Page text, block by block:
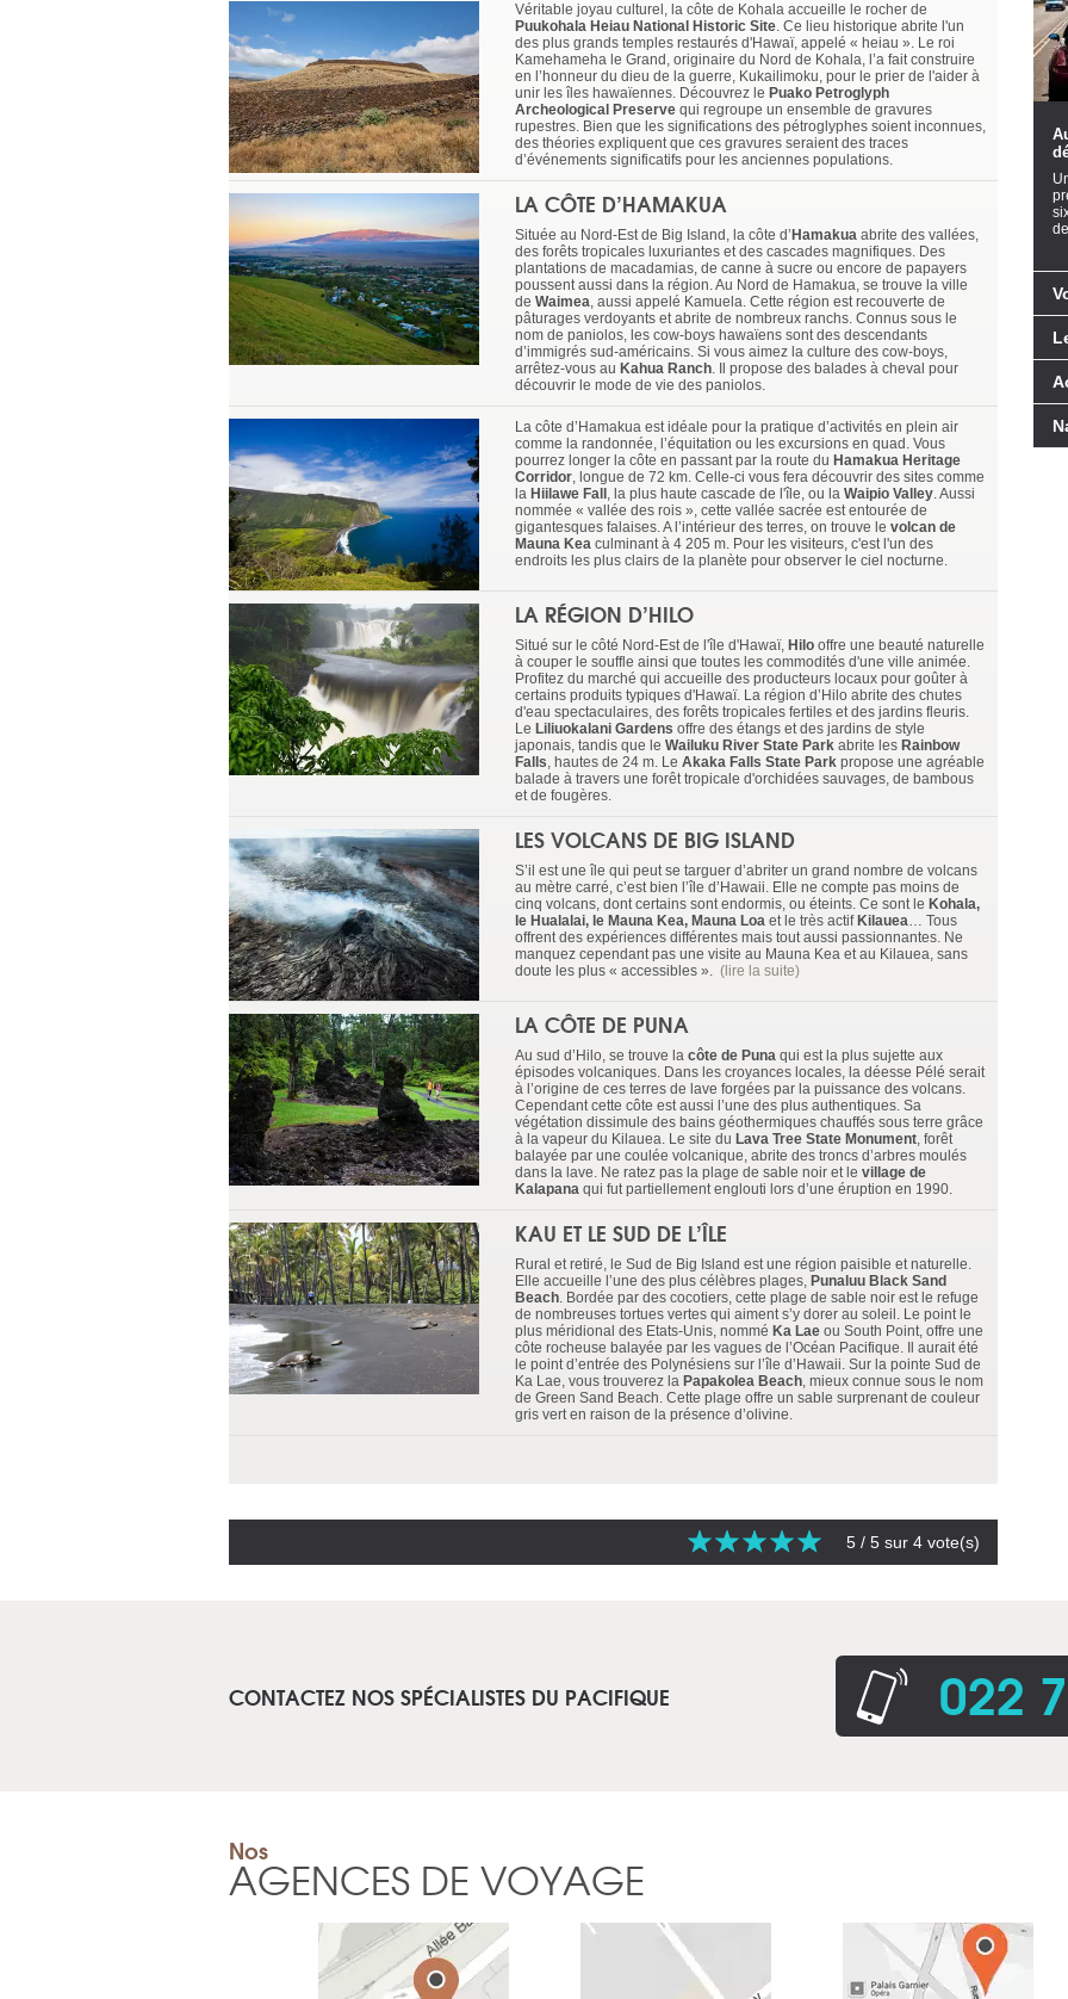
Véritable joyau culturel, la côte de Kohala accueille le rocher de
Puukohala Heiau National Historic Site. Ce lieu historique abrite l'un
des plus grands temples restaurés d'Hawaï, appelé « heiau ». Le roi
Kamehameha le Grand, originaire du Nord de Kohala, l’a fait construire
en l’honneur du dieu de la guerre, Kukailimoku, pour le prier de l'aider à
unir les îles hawaïennes. Découvrez le Puako Petroglyph
Archeological Preserve qui regroupe un ensemble de gravures
rupestres. Bien que les significations des pétroglyphes soient inconnues,
des théories expliquent que ces gravures seraient des traces
d’événements significatifs pour les anciennes populations.
LA CÔTE D’HAMAKUA
Située au Nord-Est de Big Island, la côte d’ Hamakua abrite des vallées,
des forêts tropicales luxuriantes et des cascades magnifiques. Des
plantations de macadamias, de canne à sucre ou encore de papayers
poussent aussi dans la région. Au Nord de Hamakua, se trouve la ville
de Waimea, aussi appelé Kamuela. Cette région est recouverte de
pâturages verdoyants et abrite de nombreux ranchs. Connus sous le
nom de paniolos, les cow-boys hawaïens sont des descendants
d’immigrés sud-américains. Si vous aimez la culture des cow-boys,
arrêtez-vous au Kahua Ranch. Il propose des balades à cheval pour
découvrir le mode de vie des paniolos.
La côte d’Hamakua est idéale pour la pratique d’activités en plein air
comme la randonnée, l’équitation ou les excursions en quad. Vous
pourrez longer la côte en passant par la route du Hamakua Heritage
Corridor, longue de 72 km. Celle-ci vous fera découvrir des sites comme
la Hiilawe Fall , la plus haute cascade de l'île, ou la Waipio Valley. Aussi
nommée « vallée des rois », cette vallée sacrée est entourée de
gigantesques falaises. A l’intérieur des terres, on trouve le volcan de
Mauna Kea culminant à 4 205 m. Pour les visiteurs, c'est l'un des
endroits les plus clairs de la planète pour observer le ciel nocturne.
LA RÉGION D’HILO
Situé sur le côté Nord-Est de l'île d'Hawaï, Hilo offre une beauté naturelle
à couper le souffle ainsi que toutes les commodités d'une ville animée.
Profitez du marché qui accueille des producteurs locaux pour goûter à
certains produits typiques d'Hawaï. La région d’Hilo abrite des chutes
d'eau spectaculaires, des forêts tropicales fertiles et des jardins fleuris.
Le Liliuokalani Gardens offre des étangs et des jardins de style
japonais, tandis que le Wailuku River State Park abrite les Rainbow
Falls, hautes de 24 m. Le Akaka Falls State Park propose une agréable
balade à travers une forêt tropicale d'orchidées sauvages, de bambous
et de fougères.
LES VOLCANS DE BIG ISLAND
S’il est une île qui peut se targuer d’abriter un grand nombre de volcans
au mètre carré, c’est bien l’île d’Hawaii. Elle ne compte pas moins de
cinq volcans, dont certains sont endormis, ou éteints. Ce sont le Kohala,
le Hualalai, le Mauna Kea, Mauna Loa et le très actif Kilauea… Tous
offrent des expériences différentes mais tout aussi passionnantes. Ne
manquez cependant pas une visite au Mauna Kea et au Kilauea, sans
doute les plus « accessibles ». (lire la suite)
LA CÔTE DE PUNA
Au sud d’Hilo, se trouve la côte de Puna qui est la plus sujette aux
épisodes volcaniques. Dans les croyances locales, la déesse Pélé serait
à l’origine de ces terres de lave forgées par la puissance des volcans.
Cependant cette côte est aussi l’une des plus authentiques. Sa
végétation dissimule des bains géothermiques chauffés sous terre grâce
à la vapeur du Kilauea. Le site du Lava Tree State Monument, forêt
balayée par une coulée volcanique, abrite des troncs d’arbres moulés
dans la lave. Ne ratez pas la plage de sable noir et le village de
Kalapana qui fut partiellement englouti lors d’une éruption en 1990.
KAU ET LE SUD DE L’ÎLE
Rural et retiré, le Sud de Big Island est une région paisible et naturelle.
Elle accueille l’une des plus célèbres plages, Punaluu Black Sand
Beach. Bordée par des cocotiers, cette plage de sable noir est le refuge
de nombreuses tortues vertes qui aiment s’y dorer au soleil. Le point le
plus méridional des Etats-Unis, nommé Ka Lae ou South Point, offre une
côte rocheuse balayée par les vagues de l’Océan Pacifique. Il aurait été
le point d’entrée des Polynésiens sur l’île d’Hawaii. Sur la pointe Sud de
Ka Lae, vous trouverez la Papakolea Beach, mieux connue sous le nom
de Green Sand Beach. Cette plage offre un sable surprenant de couleur
gris vert en raison de la présence d’olivine.
5 / 5 sur 4 vote(s)
CONTACTEZ NOS SPÉCIALISTES DU PACIFIQUE 022
Nos
AGENCES DE VOYAGE